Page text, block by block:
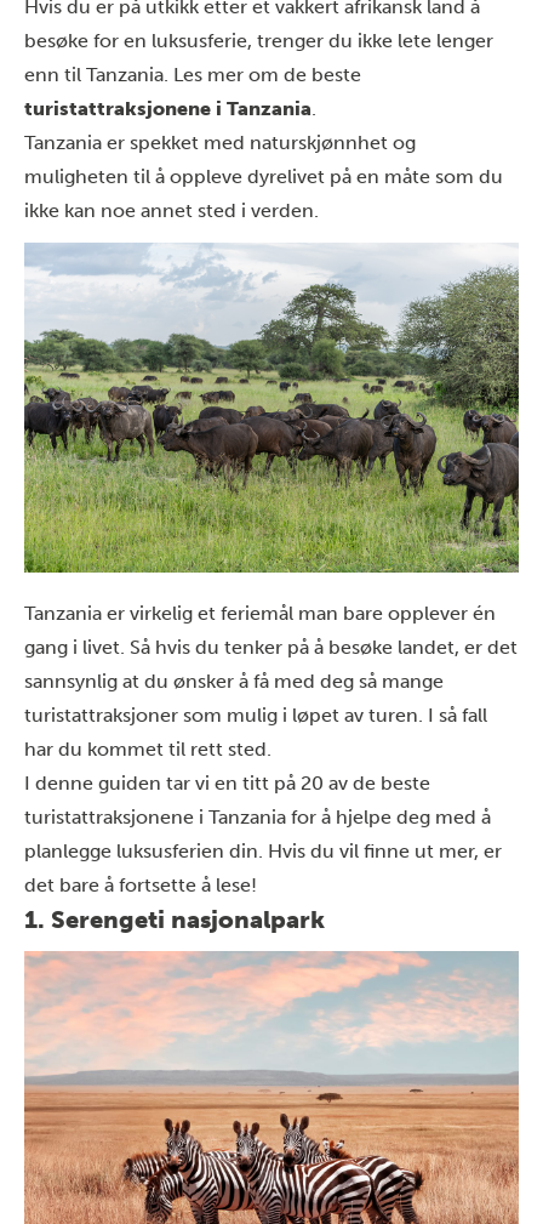
Hvis du er på utkikk etter et vakkert afrikansk land å
besøke for en luksusferie, trenger du ikke lete lenger
enn til Tanzania. Les mer om de beste
turistattraksjonene i Tanzania.
Tanzania er spekket med naturskjønnhet og
muligheten til å oppleve dyrelivet på en måte som du
ikke kan noe annet sted i verden.
Tanzania er virkelig et feriemål man bare opplever én
gang i livet. Så hvis du tenker på å besøke landet, er det
sannsynlig at du ønsker å få med deg så mange
turistattraksjoner som mulig i løpet av turen. I så fall
har du kommet til rett sted.
I denne guiden tar vi en titt på 20 av de beste
turistattraksjonene i Tanzania for å hjelpe deg med å
planlegge luksusferien din. Hvis du vil finne ut mer, er
det bare å fortsette å lese!
1. Serengeti nasjonalpark